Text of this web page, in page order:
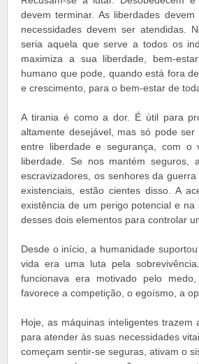
devem terminar. As liberdades
necessidades devem ser atendidas.
seria aquela que serve a todos os
maximiza a sua liberdade, bem-
humano que pode, quando está fora
e crescimento, para o bem-estar de
A tirania é como a dor. É útil para
altamente desejável, mas só pode
entre liberdade e segurança, com
liberdade. Se nos mantém seguros,
escravizadores, os senhores da
existenciais, estão cientes disso. A
existência de um perigo potencial e
desses dois elementos para controlar
Desde o início, a humanidade
vida era uma luta pela
funcionava era motivado pelo
favorece a competição, o egoísmo, a
Hoje, as máquinas inteligentes
para atender às suas necessidades
começam sentir-se seguras, ativam o